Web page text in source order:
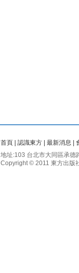
首頁 認識東方 最新消息
地址:103 台北市大同區承
Copyright © 2011 東方出版